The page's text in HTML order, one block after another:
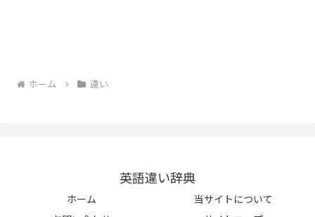
ホーム 違い
英語違い辞典
ホーム
当サイトについて